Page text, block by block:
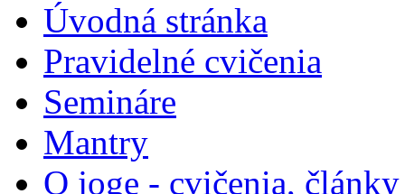
Úvodná stránka
Pravidelné cvičenia
Semináre
Mantry
O joge - cvičenia, články